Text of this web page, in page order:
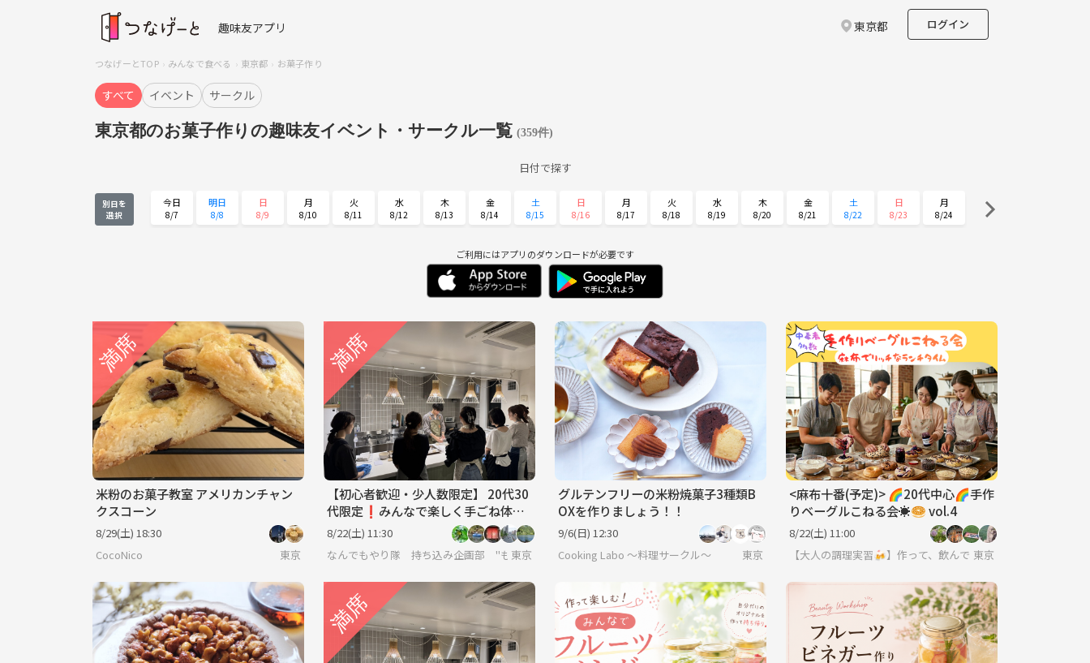
趣味友アプリ 東京都 ログイン
つなげーとTOP みんなで食べる 東京都 お菓子作り
すべて イベント サークル
東京都のお菓子作りの趣味友イベント・サークル一覧 (359件)
日付で探す
別日を
選択
今日
8/7
明日
8/8
日
8/9
月
8/10
火
8/11
水
8/12
木
8/13
金
8/14
土
8/15
日
8/16
月
8/17
火
8/18
水
8/19
木
8/20
金
8/21
土
8/22
日
8/23
月
8/24
9/1 9/2 9/3 9/4
ご利用にはアプリのダウンロードが必要です
米粉のお菓子教室 アメリカンチャン
クスコーン
8/29(土) 18:30
CocoNico
東京
【初心者歓迎・少人数限定】 20代30
代限定❗️みんなで楽しく手ごね体
験！🥯焼き立てベーグル作り
8/22(土) 11:30
なんでもやり隊 持ち込み企画部 "もっちー"🕺
東京
グルテンフリーの米粉焼菓子3種類B
OXを作りましょう！！
9/6(日) 12:30
Cooking Labo ～料理サークル～
東京
<麻布十番(予定)> 🌈20代中心🌈手作
りベーグルこねる会☀️🥯 vol.4
8/22(土) 11:00
【大人の調理実習🍻】作って、飲んで、喋って食べる🍙
東京